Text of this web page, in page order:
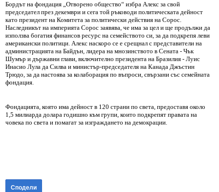
Бордът на фондация „Отворено общество“ избра Алекс за свой
председател през декември и сега той ръководи политическата дейност
като президент на Комитета за политически действия на Сорос.
Наследникът на империята Сорос заявява, че има за цел и ще продължи да
използва богатия финансов ресурс на семейството си, за да подкрепя леви
американски политици. Алекс наскоро се е срещнал с представители на
администрацията на Байдън, лидера на мнозинството в Сената - Чък
Шумър и държавни глави, включително президента на Бразилия - Луис
Инасио Лула да Силва и министър-председателя на Канада Джъстин
Трюдо, за да настоява за колаборация по въпроси, свързани със семейната
фондация.
Фондацията, която има дейност в 120 страни по света, предоставя около
1,5 милиарда долара годишно към групи, които подкрепят правата на
човека по света и помагат за изграждането на демокрации.
Сподели